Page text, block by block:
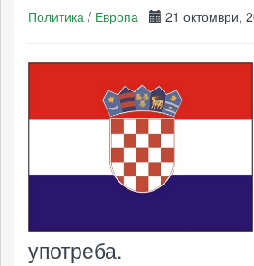
Политика / Европа 21
употреба.